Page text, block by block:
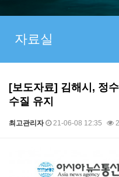
자료실
[보도자료] 김해시, 정
수질 유지
최고관리자 21-06-08 12:35